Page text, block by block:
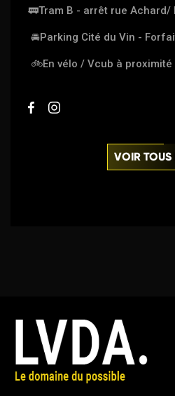
🚃Tram B - arrêt rue Achard/
🚘Parking Cité du Vin -
🚲En vélo / Vcub à proximité
VOIR TOUS